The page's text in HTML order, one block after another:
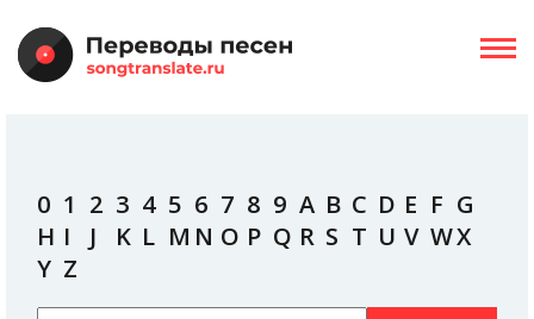
0 1 2 3 4 5 6 7 8 9 A B C D E F G
H I J K L M N O P Q R S T U V WX
Y Z